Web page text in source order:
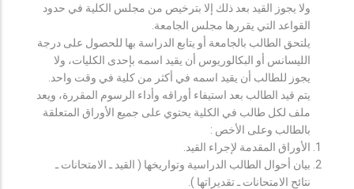
ولا يجوز القيد بعد ذلك إلا بترخيص من مجلس الكلية في حدود
القواعد التي يقررها مجلس الجامعة.
يلتحق الطالب بالجامعة أو يتابع الدراسة بها للحصول على درجة
الليسانس أو البكالوريوس أن يقيد اسمه بإحدى الكليات، ولا
يجوز للطالب أن يقيد اسمه في أكثر من كلية في وقت واحد.
يتم قيد الطالب بعد استيفاء أوراقه وأداء الرسوم المقررة، ويعد
ملف لكل طالب في الكلية يحتوي على جميع الأوراق المتعلقة
بالطالب وعلى الأخص :
الأوراق المقدمة لإجراء القيد.
بيان أحوال الطالب الدراسية وتواريخها ( القيد ـ الامتحانات ـ
نتائح الامتحانات ـ تقديراتها ).